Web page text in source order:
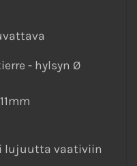
- hylsyn Ø
lujuutta vaativiin